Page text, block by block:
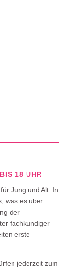
18 UHR
Jung und Alt. In
was es über
der
fachkundiger
erste
jederzeit zum